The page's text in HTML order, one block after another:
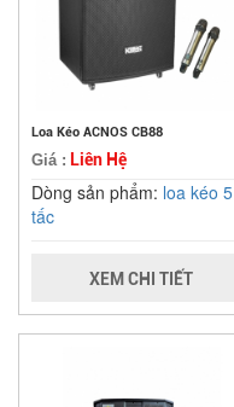
Loa Kéo ACNOS CB88
Giá : Liên Hệ
Dòng sản phẩm: loa kéo 5
tấc
XEM CHI TIẾT